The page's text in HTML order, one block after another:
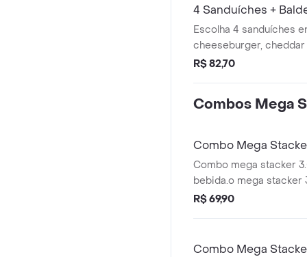
4 Sanduíches +
Escolha 4 sanduíches
cheeseburger,
acompanhe com um
para deixar a refeição
aproveitar muito sabor
R$ 82,70
Combos Mega
Combo Mega
Combo mega stacker
bebida.o mega stacker
quer intensidade
fatias de bacon
R$ 69,90
Combo Mega